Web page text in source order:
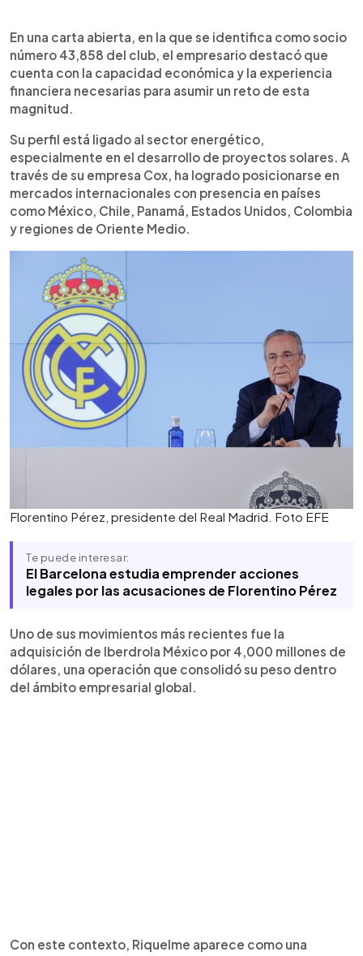
En una carta abierta, en la que se identifica como socio
número 43,858 del club, el empresario destacó que
cuenta con la capacidad económica y la experiencia
financiera necesarias para asumir un reto de esta
magnitud.
Su perfil está ligado al sector energético,
especialmente en el desarrollo de proyectos solares. A
través de su empresa Cox, ha logrado posicionarse en
mercados internacionales con presencia en países
como México, Chile, Panamá, Estados Unidos, Colombia
y regiones de Oriente Medio.
Florentino Pérez, presidente del Real Madrid. Foto EFE
Te puede interesar:
El Barcelona estudia emprender acciones
legales por las acusaciones de Florentino Pérez
Uno de sus movimientos más recientes fue la
adquisición de Iberdrola México por 4,000 millones de
dólares, una operación que consolidó su peso dentro
del ámbito empresarial global.
Con este contexto, Riquelme aparece como una